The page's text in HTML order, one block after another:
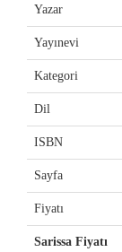
Yazar
Yayınevi
Kategori
Dil
ISBN
Sayfa
Fiyatı
Sarissa Fiyatı